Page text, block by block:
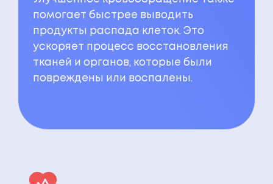
помогает быстрее выводить
продукты распада клеток. Это
ускоряет процесс восстановления
тканей и органов, которые были
повреждены или воспалены.